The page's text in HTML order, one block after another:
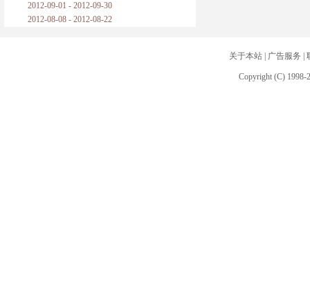
2012-09-01 - 2012-09-30
2012-08-08 - 2012-08-22
关于本站| 广告服务
Copyright (C) 1998-